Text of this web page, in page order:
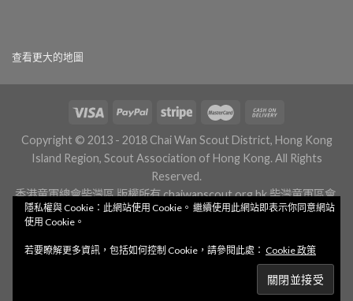
查看更大的地圖
Copyright © 2013 - 2018 Chai Wan Scout District, Hong Kong
Island Region, Scout Association of Hong Kong. All Rights
Reserved.
香港童軍總會柴灣區 版權所有chaiwanscout.org.hk柴灣童軍區會.
組織.香港柴湾童军区会.組織.香港
隱私權與 Cookie：此網站使用 Cookie。 繼續使用此網站即表示你同意網站
使用 Cookie。
若要瞭解更多資訊，包括如何控制 Cookie，請參閱此處： Cookie 政策